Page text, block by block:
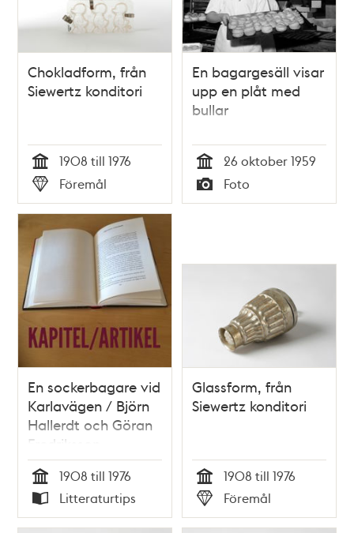
Chokladform, från
Siewertz konditori
Tid
1908 till 1976
Typ
Föremål
En bagargesäll visar
upp en plåt med
bullar
Tid
26 oktober 1959
Typ
Foto
En sockerbagare vid
Karlavägen / Björn
Hallerdt och Göran
Fredriksson
Tid
1908 till 1976
Typ
Litteraturtips
Glassform, från
Siewertz konditori
Tid
1908 till 1976
Typ
Föremål